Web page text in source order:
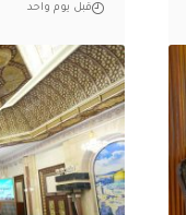
قبل يوم واحد